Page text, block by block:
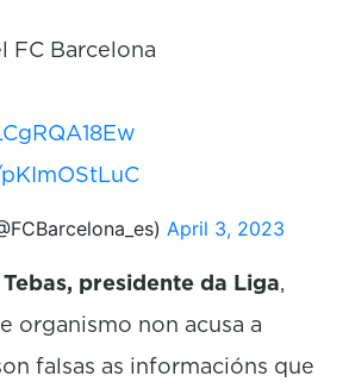
FC Barcelona
April 3, 2023
presidente da Liga,
organismo non acusa a
falsas as informacións que